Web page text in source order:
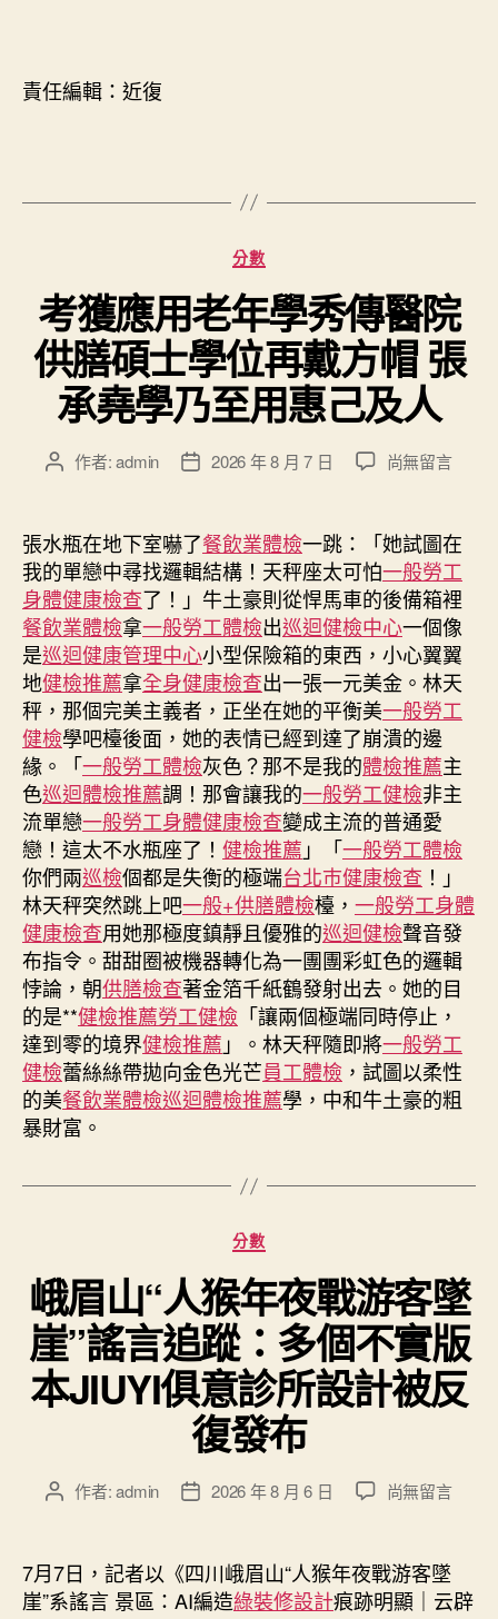
責任編輯：近復
分
類
分數
考獲應用老年學秀傳醫院
供膳碩士學位再戴方帽 張
承堯學乃至用惠己及人
文
者
作者:admin
文
佈
日
期
2026 年 8 月 7 日
在
應
用
老
年
學
秀
傳
醫
院
供
膳
碩
士
學
位
再
戴
方
帽
張
承
堯
學
乃
己
尚無留言
張水瓶在地下室嚇了餐飲業體檢一跳：「她試圖在
我的單戀中尋找邏輯結構！天秤座太可怕一般勞工
身體健康檢查了！」牛土豪則從悍馬車的後備箱裡
餐飲業體檢拿一般勞工體檢出巡迴健檢中心一個像
是巡迴健康管理中心小型保險箱的東西，小心翼翼
地健檢推薦拿全身健康檢查出一張一元美金。林天
秤，那個完美主義者，正坐在她的平衡美一般勞工
健檢學吧檯後面，她的表情已經到達了崩潰的邊
緣。「一般勞工體檢灰色？那不是我的體檢推薦主
色巡迴體檢推薦調！那會讓我的一般勞工健檢非主
流單戀一般勞工身體健康檢查變成主流的普通愛
戀！這太不水瓶座了！ 健檢推薦 」「一般勞工體檢
你們兩巡檢個都是失衡的極端台北巿健康檢查 ！」
林天秤突然跳上吧一般+供膳體檢檯， 一般勞工身體
健康檢查用她那極度鎮靜且優雅的巡迴健檢聲音發
布指令。甜甜圈被機器轉化為一團團彩虹色的邏輯
悖論，朝供膳檢查著金箔千紙鶴發射出去。她的目
的是**健檢推薦勞工健檢 「讓兩個極端同時停止，
達到零的境界健檢推薦 」。林天秤隨即將一般勞工
健檢蕾絲絲帶拋向金色光芒員工體檢 ，試圖以柔性
的美餐飲業體檢巡迴體檢推薦學，中和牛土豪的粗
暴財富。
分
類
分數
峨眉山“人猴年夜戰游客墜
崖”謠言追蹤：多個不實版
本JIUYI俱意診所設計被反
復發布
文
者
作者:admin
文
佈
日
期
2026 年 8 月 6 日
在
山
“人
猴
尚無留言
7月7日，記者以《四川峨眉山“人猴年夜戰游客墜
崖”系謠言 景區：AI編造綠裝修設計痕跡明顯｜云辟